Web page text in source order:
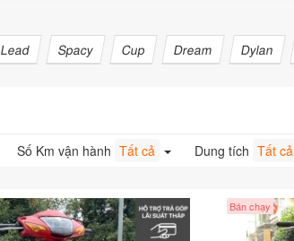
Lead Spacy Cup Dream Dylan
Số Km vận hành Tất cả Dung tích Tất cả
Bán chạy